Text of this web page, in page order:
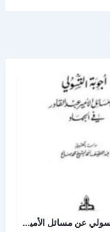
أجوبة التسولي عن مسائل الأمير عبد القادر في الجهاد